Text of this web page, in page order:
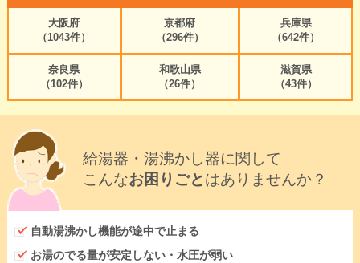
大阪府
（1043件）
京都府
（296件）
兵庫県
（642件）
奈良県
（102件）
和歌山県
（26件）
滋賀県
（43件）
給湯器・湯沸かし器に関して
こんなお困りごとはありませんか？
自動湯沸かし機能が途中で止まる
お湯のでる量が安定しない・水圧が弱い